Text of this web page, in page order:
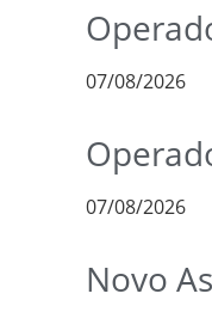
07/08/2026
07/08/2026
Novo